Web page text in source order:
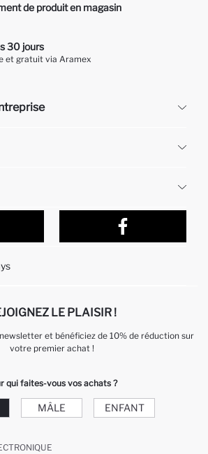
de produit en magasin
30 jours
et gratuit via Aramex
DeFacto ?
076 633
LE PLAISIR !
et bénéficiez de 10% de réduction sur
votre premier achat !
qui faites-vous vos achats ?
MÂLE ENFANT